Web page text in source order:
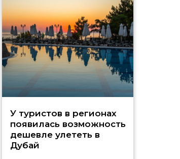
У туристов в регионах
появилась возможность
дешевле улететь в
Дубай